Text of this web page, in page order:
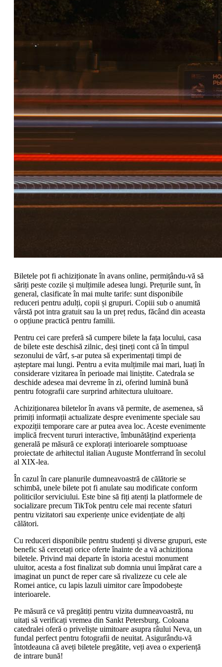
Biletele pot fi achiziționate în avans online, permițându-vă să
săriți peste cozile și mulțimile adesea lungi. Prețurile sunt, în
general, clasificate în mai multe tarife: sunt disponibile
reduceri pentru adulți, copii și grupuri. Copiii sub o anumită
vârstă pot intra gratuit sau la un preț redus, făcând din aceasta
o opțiune practică pentru familii.
Pentru cei care preferă să cumpere bilete la fața locului, casa
de bilete este deschisă zilnic, deși țineți cont că în timpul
sezonului de vârf, s-ar putea să experimentați timpi de
așteptare mai lungi. Pentru a evita mulțimile mai mari, luați în
considerare vizitarea în perioade mai liniștite. Catedrala se
deschide adesea mai devreme în zi, oferind lumină bună
pentru fotografii care surprind arhitectura uluitoare.
Achiziționarea biletelor în avans vă permite, de asemenea, să
primiți informații actualizate despre evenimente speciale sau
expoziții temporare care ar putea avea loc. Aceste evenimente
implică frecvent tururi interactive, îmbunătățind experiența
generală pe măsură ce explorați interioarele somptuoase
proiectate de arhitectul italian Auguste Montferrand în secolul
al XIX-lea.
În cazul în care planurile dumneavoastră de călătorie se
schimbă, unele bilete pot fi anulate sau modificate conform
politicilor serviciului. Este bine să fiți atenți la platformele de
socializare precum TikTok pentru cele mai recente sfaturi
pentru vizitatori sau experiențe unice evidențiate de alți
călători.
Cu reduceri disponibile pentru studenți și diverse grupuri, este
benefic să cercetați orice oferte înainte de a vă achiziționa
biletele. Privind mai departe în istoria acestui monument
uluitor, acesta a fost finalizat sub domnia unui împărat care a
imaginat un punct de reper care să rivalizeze cu cele ale
Romei antice, cu lapis lazuli uimitor care împodobește
interioarele.
Pe măsură ce vă pregătiți pentru vizita dumneavoastră, nu
uitați să verificați vremea din Sankt Petersburg. Coloana
catedralei oferă o priveliște uimitoare asupra râului Neva, un
fundal perfect pentru fotografii de neuitat. Asigurându-vă
întotdeauna că aveți biletele pregătite, veți avea o experiență
de intrare bună!